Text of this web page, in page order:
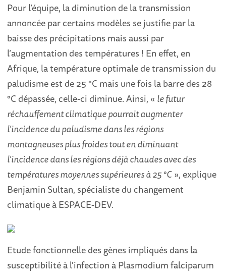
Pour l’équipe, la diminution de la transmission
annoncée par certains modèles se justifie par la
baisse des précipitations mais aussi par
l’augmentation des températures ! En effet, en
Afrique, la température optimale de transmission du
paludisme est de 25 °C mais une fois la barre des 28
°C dépassée, celle-ci diminue. Ainsi, « le futur
réchauffement climatique pourrait augmenter
l’incidence du paludisme dans les régions
montagneuses plus froides tout en diminuant
l’incidence dans les régions déjà chaudes avec des
températures moyennes supérieures à 25 °C», explique
Benjamin Sultan, spécialiste du changement
climatique à ESPACE-DEV.
Etude fonctionnelle des gènes impliqués dans la
susceptibilité à l'infection à Plasmodium falciparum